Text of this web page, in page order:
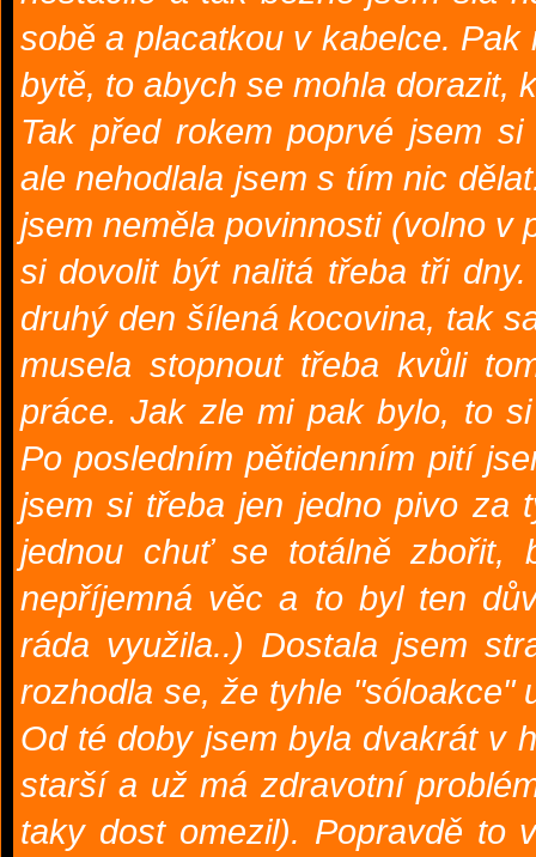
sobě a placatkou v kabelce.
bytě, to abych se mohla dorazit,
Tak před rokem poprvé jsem
ale nehodlala jsem s tím nic
jsem neměla povinnosti (volno v
si dovolit být nalitá třeba tři
druhý den šílená kocovina, tak
musela stopnout třeba kvůli
práce. Jak zle mi pak bylo, to
Po posledním pětidenním pití
jsem si třeba jen jedno pivo za
jednou chuť se totálně zbořit,
nepříjemná věc a to byl ten
ráda využila..) Dostala jsem
rozhodla se, že tyhle "sóloakce"
Od té doby jsem byla dvakrát v
starší a už má zdravotní
taky dost omezil). Popravdě to